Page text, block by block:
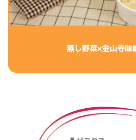
蒸し野菜×金山寺味